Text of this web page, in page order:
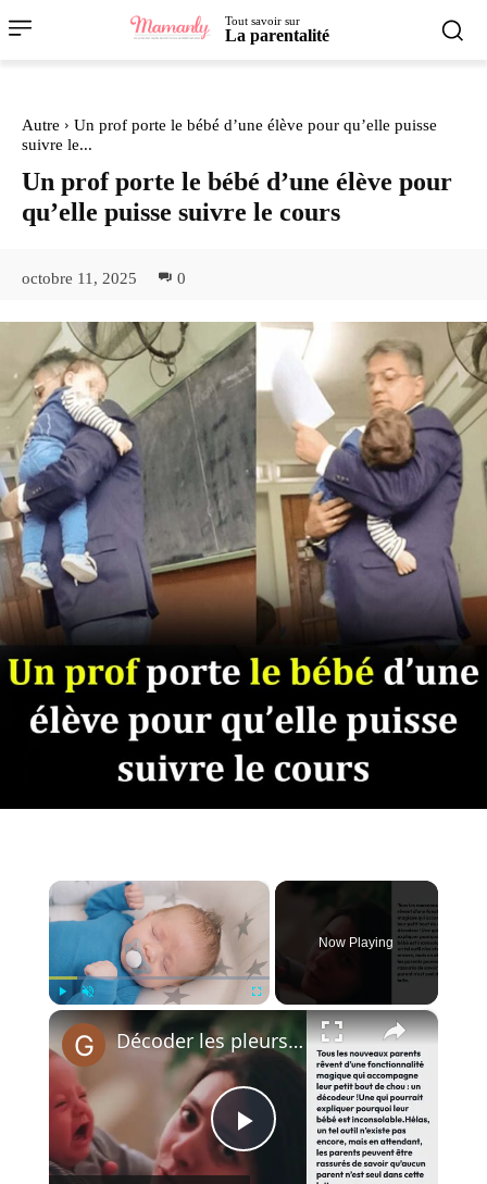
Tout savoir sur
La parentalité
Autre
Un prof porte le bébé d’une élève pour qu’elle puisse
suivre le...
Un prof porte le bébé d’une élève pour
qu’elle puisse suivre le cours
octobre 11, 2025 0
×
Now Playing
×
Play
Décoder les pleurs de bébé